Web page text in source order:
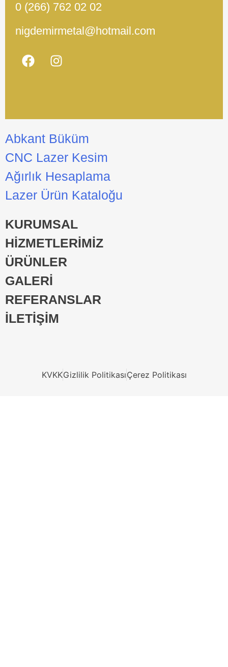
0 (266) 762 02 02
nigdemirmetal@hotmail.com
Abkant Büküm
CNC Lazer Kesim
Ağırlık Hesaplama
Lazer Ürün Kataloğu
KURUMSAL
HİZMETLERİMİZ
ÜRÜNLER
GALERİ
REFERANSLAR
İLETİŞİM
KVKKGizlilik PolitikasıÇerez Politikası